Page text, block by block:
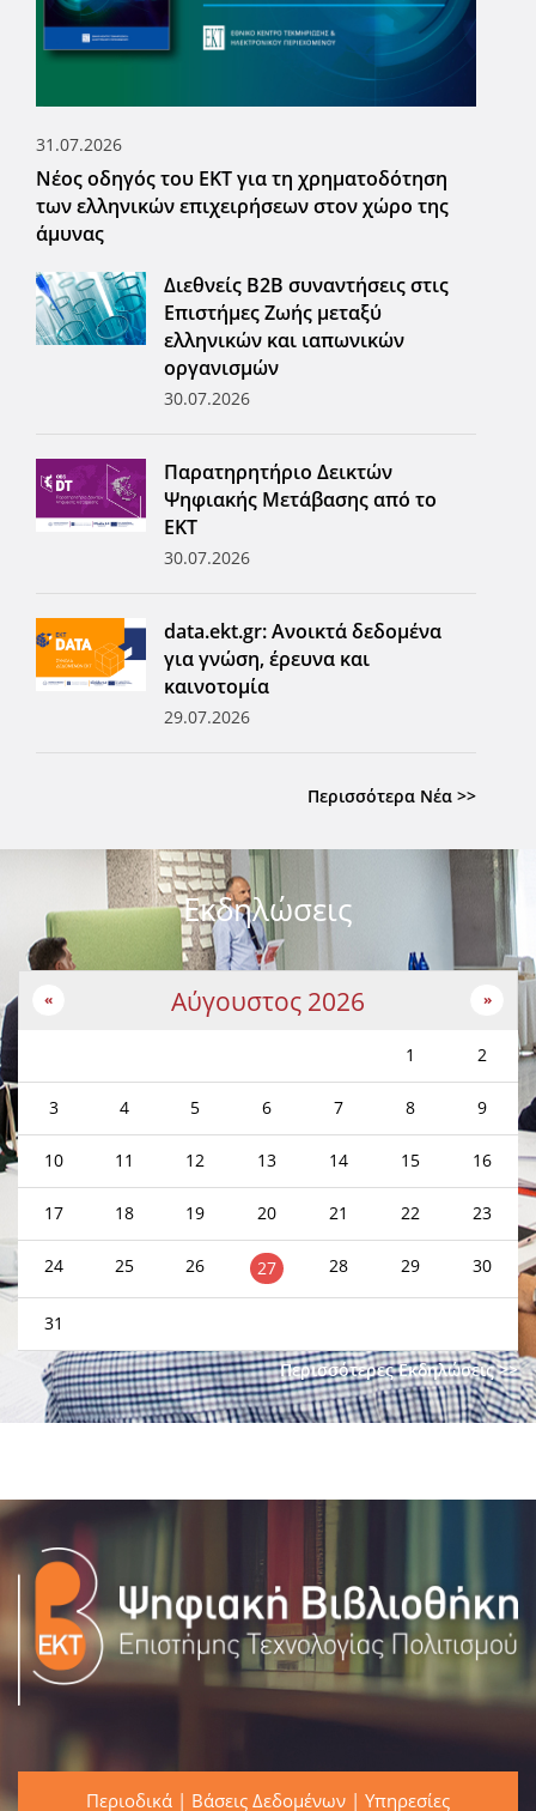
31.07.2026
Νέος οδηγός του ΕΚΤ για τη χρηματοδότηση
των ελληνικών επιχειρήσεων στον χώρο της
άμυνας
Διεθνείς Β2Β συναντήσεις στις
Επιστήμες Ζωής μεταξύ
ελληνικών και ιαπωνικών
οργανισμών
30.07.2026
Παρατηρητήριο Δεικτών
Ψηφιακής Μετάβασης από το
ΕΚΤ
30.07.2026
data.ekt.gr: Ανοικτά δεδομένα
για γνώση, έρευνα και
καινοτομία
29.07.2026
Περισσότερα Νέα >>
Εκδηλώσεις
Αύγουστος 2026
« »
1 2
3 4 5 6 7 8 9
10 11 12 13 14 15 16
17 18 19 20 21 22 23
24 25 26 27 28 29 30
31
Περισσότερες Εκδηλώσεις >>
Περιοδικά | Βάσεις Δεδομένων | Υπηρεσίες